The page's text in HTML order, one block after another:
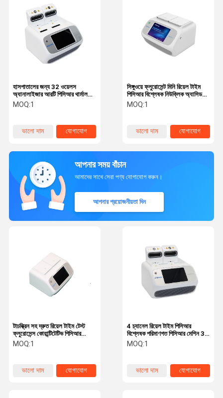
হাসপাতালের জন্য 32 ওয়েলস
অ্যানালাইজার আরটি পিসিআর থার্মাল
সাইক্লার মেশিন 4 চ্যানেল মিনি
কিউপিসিআর মেশিন
MOQ:1
ভালো দাম যোগাযোগ
সিঙ্গুওয়ে ফ্লুরোসেন্ট মিনি রিয়েল টাইম
পিসিআর বিশ্লেষক নিউক্লিক অ্যাসিড
টেস্টিং মেশিন 6.5 কেজি
MOQ:1
ভালো দাম যোগাযোগ
আপনার সময় বাঁচান
আমাদের সাথে সেরা পণ্য যোগাযোগ করুন।
আপনার প্রয়োজনীয়তা দিন
4 চ্যানেল রিয়েল টাইম পিসিআর
বিশ্লেষক পরিমাণগত পিসিআর মেশিন 32
নমুনা ক্লাস I
MOQ:1
ভালো দাম যোগাযোগ
টাচস্ক্রিন সহ দ্রুত রিয়েল টাইম টেস্ট
ফ্লুরোসেন্স কোয়ান্টিটেটিভ পিসিআর
ইন্সট্রুমেন্ট সিই
MOQ:1
ভালো দাম যোগাযোগ